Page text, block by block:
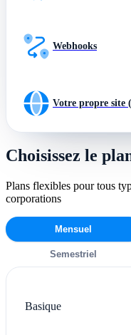
Webhooks
Votre propre site
Choisissez le
Plans flexibles pour tous
corporations
Mensuel
Semestriel
Basique